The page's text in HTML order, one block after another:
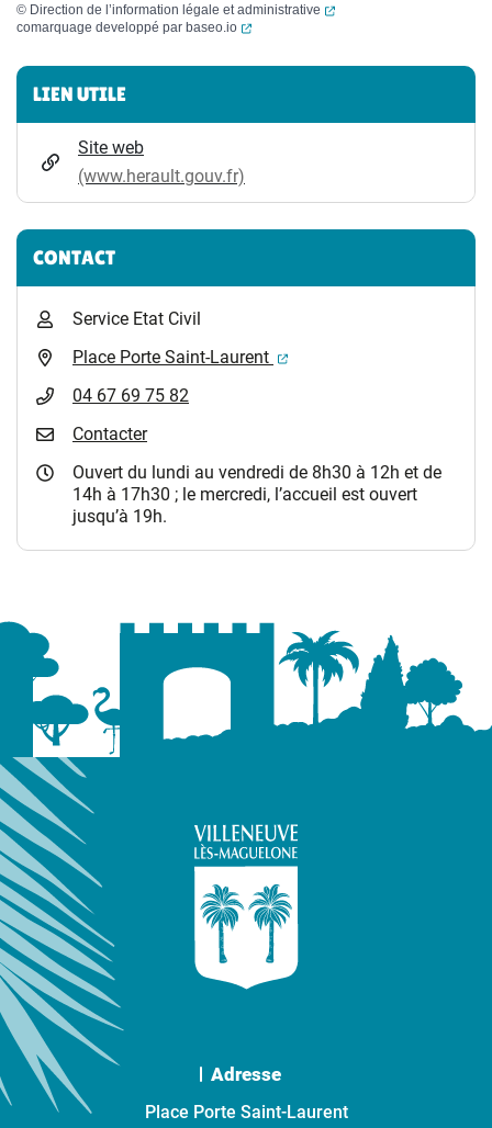
© Direction de l’information légale et administrative
(ouverture dans un
comarquage developpé par baseo.io (ouverture dans un nouvel onglet)
Informations complémentaires
LIEN UTILE
Site web
(www.herault.gouv.fr)
CONTACT
Service Etat Civil
Place Porte Saint-Laurent
(ouverture dans un
04 67 69 75 82
Contacter
Ouvert du lundi au vendredi de 8h30 à 12h et de
14h à 17h30 ; le mercredi, l’accueil est ouvert
jusqu’à 19h.
Adresse
Place Porte Saint-Laurent